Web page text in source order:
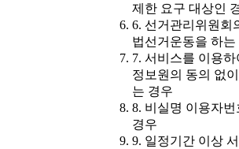
제한 요구 대상인
6. 선거관리위원회
법선거운동을 하는
7. 서비스를 이용
정보원의 동의 없
는 경우
8. 비실명 이용자
경우
9. 일정기간 이상